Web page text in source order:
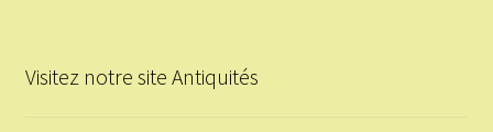
Visitez notre site Antiquités